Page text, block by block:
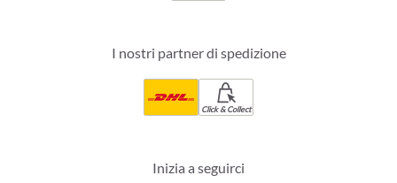
I nostri partner di spedizione
Click & Collect
Inizia a seguirci